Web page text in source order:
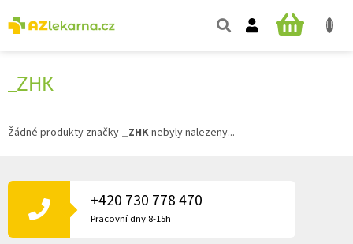
na
obsah
NÁKUPNÍ
_ZHK
Žádné produkty značky _ZHKnebyly nalezeny...
Á
T
+420 730 778 470
Pracovní dny 8-15h